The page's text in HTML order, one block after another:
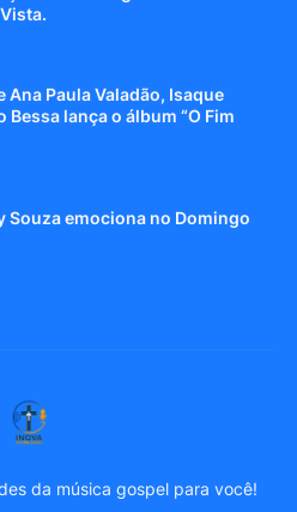
Ana Paula Valadão, Isaque
Bessa lança o álbum “O Fim
Souza emociona no Domingo
da música gospel para você!